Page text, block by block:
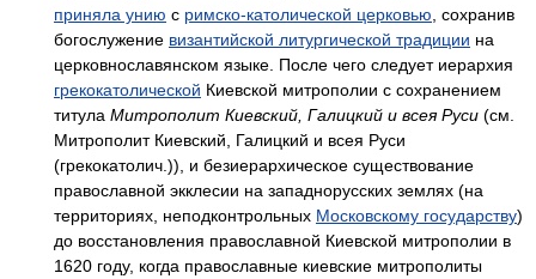
приняла унию с римско-католической церковью , сохранив
богослужение византийской литургической традиции на
церковнославянском языке. После чего следует иерархия
грекокатолической Киевской митрополии с сохранением
титула Митрополит Киевский, Галицкий и всея Руси (см.
Митрополит Киевский, Галицкий и всея Руси
(грекокатолич.)), и безиерархическое существование
православной экклесии на западнорусских землях (на
территориях, неподконтрольных Московскому государству)
до восстановления православной Киевской митрополии в
1620 году, когда православные киевские митрополиты